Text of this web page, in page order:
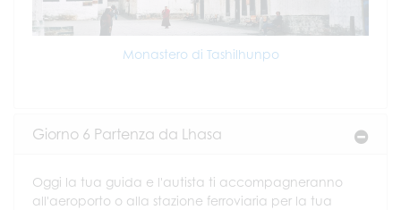
Monastero di Tashilhunpo
Giorno 6 Partenza da Lhasa
Oggi la tua guida e l'autista ti accompagneranno
all'aeroporto o alla stazione ferroviaria per la tua